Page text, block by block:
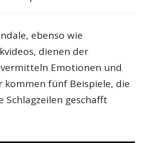
ebenso wie
dienen der
Emotionen und
kommen fünf Beispiele, die
Schlagzeilen geschafft